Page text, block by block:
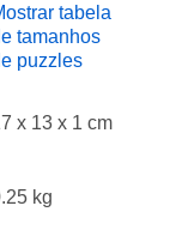
tabela
tamanhos
puzzles
x 13 x 1 cm
kg